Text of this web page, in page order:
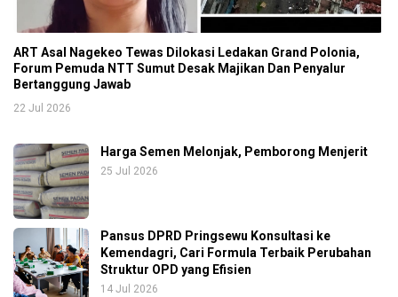
ART Asal Nagekeo Tewas Dilokasi Ledakan Grand Polonia,
Forum Pemuda NTT Sumut Desak Majikan Dan Penyalur
Bertanggung Jawab
22 Jul 2026
Harga Semen Melonjak, Pemborong Menjerit
25 Jul 2026
Pansus DPRD Pringsewu Konsultasi ke
Kemendagri, Cari Formula Terbaik Perubahan
Struktur OPD yang Efisien
14 Jul 2026